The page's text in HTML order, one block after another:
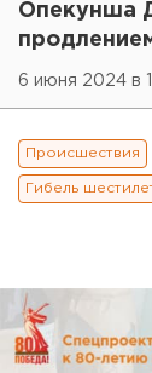
Опекунша
6 июня 2024 в
Происшествия